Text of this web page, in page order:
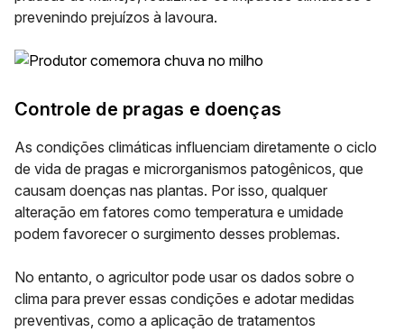
prevenindo prejuízos à lavoura.
Controle de pragas e doenças
As condições climáticas influenciam diretamente o ciclo
de vida de pragas e microrganismos patogênicos, que
causam doenças nas plantas. Por isso, qualquer
alteração em fatores como temperatura e umidade
podem favorecer o surgimento desses problemas.
No entanto, o agricultor pode usar os dados sobre o
clima para prever essas condições e adotar medidas
preventivas, como a aplicação de tratamentos